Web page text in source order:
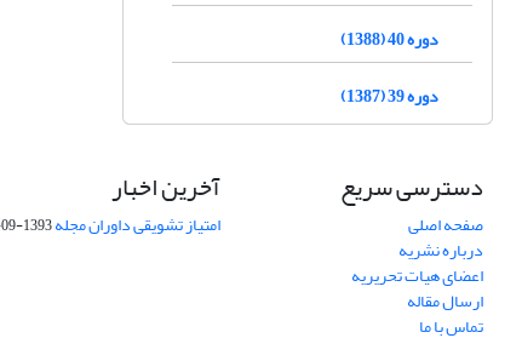
دوره 40 (1388)
دوره 39 (1387)
دسترسی سریع
صفحه اصلی
درباره نشریه
اعضای هیات تحریریه
ارسال مقاله
تماس با ما
آخرین اخبار
امتیاز تشویقی داوران مجله1393-09-01